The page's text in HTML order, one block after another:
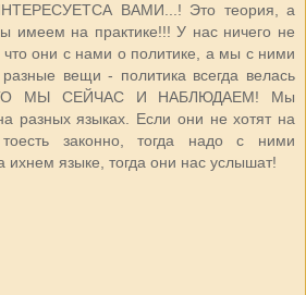
ВАМИ...! Это теория, а
имеем на практике!!! У нас ничего не
что они с нами о политике, а мы с ними
вещи - политика всегда велась
МЫ СЕЙЧАС И НАБЛЮДАЕМ! Мы
разных языках. Если они не хотят на
законно, тогда надо с ними
ихнем языке, тогда они нас услышат!